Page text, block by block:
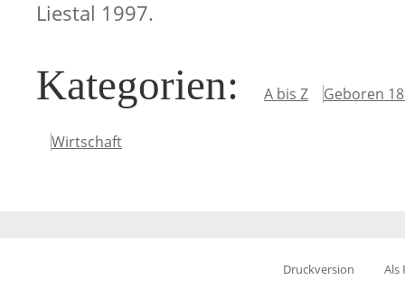
Liestal 1997.
Kategorien: A bis Z Geboren
Wirtschaft
Druckversion Als